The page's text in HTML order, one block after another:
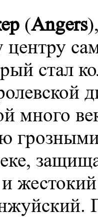
(Angers
стал
много